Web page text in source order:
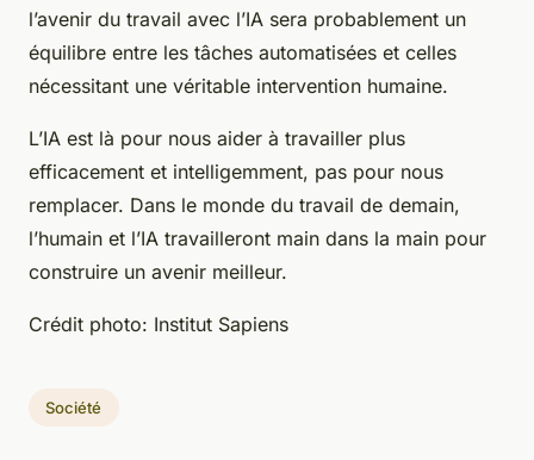
l’avenir du travail avec l’IA sera probablement un
équilibre entre les tâches automatisées et celles
nécessitant une véritable intervention humaine.
L’IA est là pour nous aider à travailler plus
efficacement et intelligemment, pas pour nous
remplacer. Dans le monde du travail de demain,
l’humain et l’IA travailleront main dans la main pour
construire un avenir meilleur.
Crédit photo: Institut Sapiens
Société